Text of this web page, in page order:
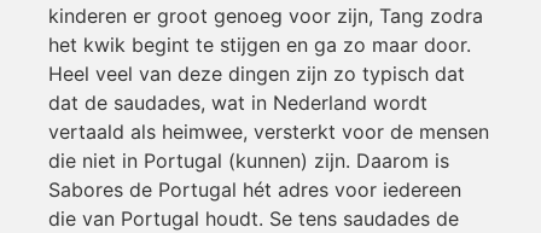
kinderen er groot genoeg voor zijn, Tang zodra
het kwik begint te stijgen en ga zo maar door.
Heel veel van deze dingen zijn zo typisch dat
dat de saudades, wat in Nederland wordt
vertaald als heimwee, versterkt voor de mensen
die niet in Portugal (kunnen) zijn. Daarom is
Sabores de Portugal hét adres voor iedereen
die van Portugal houdt. Se tens saudades de